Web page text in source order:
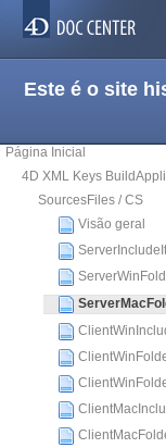
Este é o site
Página Inicial
4D XML Keys
SourcesFiles / CS
Visão geral
ServerIncludeIt